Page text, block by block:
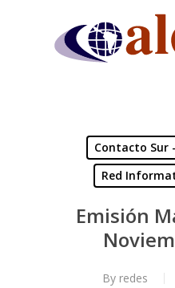
Contacto Sur
Red
Emisión
By redes